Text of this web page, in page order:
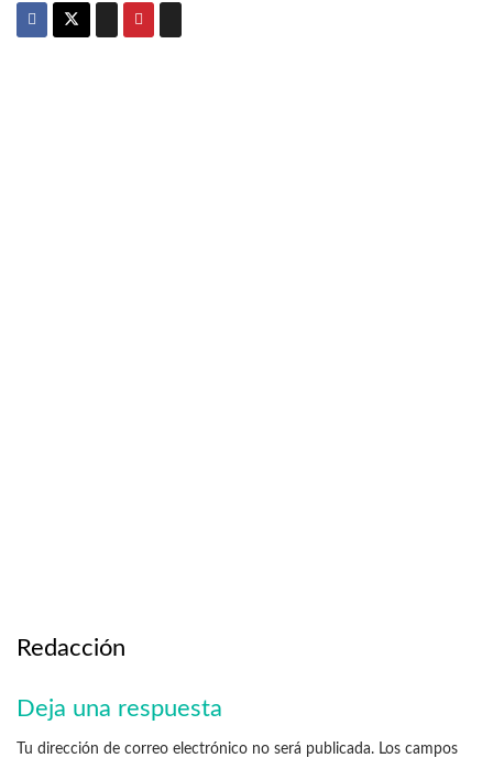
Redacción
Deja una respuesta
Tu dirección de correo electrónico no será publicada. Los campos